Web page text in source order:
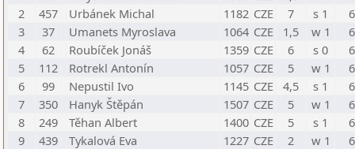
2
457 Urbánek Michal 1182 CZE 7 s 1
6
3
37 Umanets Myroslava 1064 CZE 1,5 w 1
6
4
62 Roubíček Jonáš 1359 CZE 6 s 0
6
5
112 Rotrekl Antonín 1057 CZE 5 w 1
6
6
99 Nepustil Ivo 1145 CZE 4,5 s 1
6
7
350 Hanyk Štěpán 1507 CZE 5 w 1
6
8
249 Těhan Albert 1400 CZE 5 s 1
6
9
439 Tykalová Eva 1227 CZE 2 w 1 6